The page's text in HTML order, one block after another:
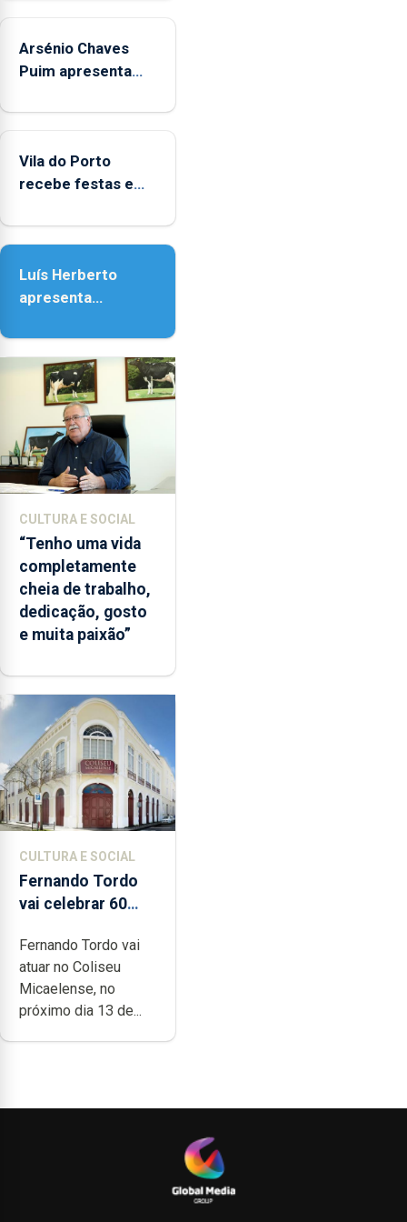
aos
durante
o
de
entre
as
e
as
18h00.
Arsénio Chaves
Puim apresenta
de Vila do Porto
Vila do Porto
recebe festas em
Senhora da
Luís Herberto
apresenta
Paisagem’
CULTURA E SOCIAL
“Tenho uma vida
completamente
cheia de trabalho,
dedicação, gosto
e muita paixão”
CULTURA E SOCIAL
Fernando Tordo
vai celebrar 60
no Coliseu
Micaelense
Fernando Tordo vai
atuar no Coliseu
Micaelense, no
próximo dia 13 de...